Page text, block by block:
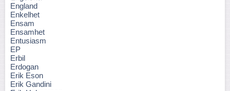
England
Enkelhet
Ensam
Ensamhet
Entusiasm
EP
Erbil
Erdogan
Erik Eson
Erik Gandini